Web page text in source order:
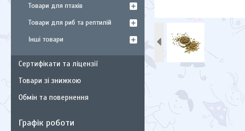
Товари для птахів
Товари для риб та рептилій
Інші товари
Сертифікати та ліцензії
Товари зі знижкою
Обмін та повернення
Графік роботи